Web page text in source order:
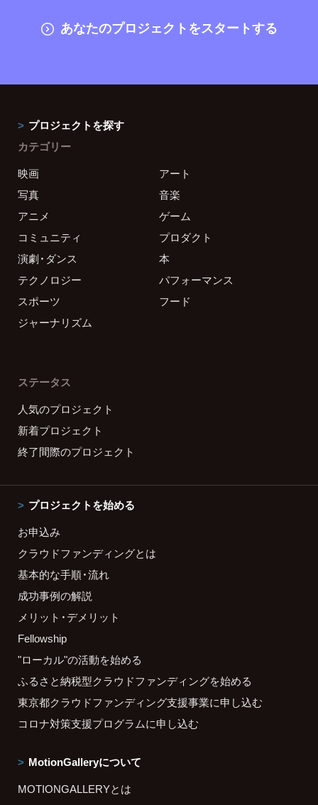
あなたのプロジェクトをスタートする
プロジェクトを探す
カテゴリー
映画
アート
写真
音楽
アニメ
ゲーム
コミュニティ
プロダクト
演劇・ダンス
本
テクノロジー
パフォーマンス
スポーツ
フード
ジャーナリズム
ステータス
人気のプロジェクト
新着プロジェクト
終了間際のプロジェクト
プロジェクトを始める
お申込み
クラウドファンディングとは
基本的な手順・流れ
成功事例の解説
メリット・デメリット
Fellowship
"ローカル"の活動を始める
ふるさと納税型クラウドファンディングを始める
東京都クラウドファンディング支援事業に申し込む
コロナ対策支援プログラムに申し込む
MotionGalleryについて
MOTIONGALLERYとは